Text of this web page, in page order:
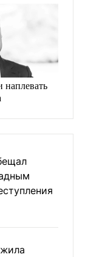
наплевать